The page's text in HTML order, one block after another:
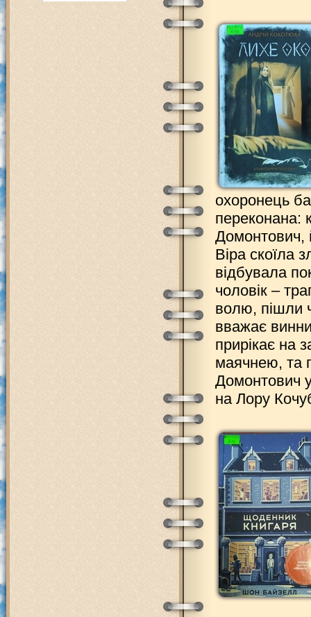
охоронець
переконана:
Домонтович,
Віра скоїла
відбувала
чоловік –
волю, пішли
вважає
прирікає на
маячнею, та
Домонтович
на Лору